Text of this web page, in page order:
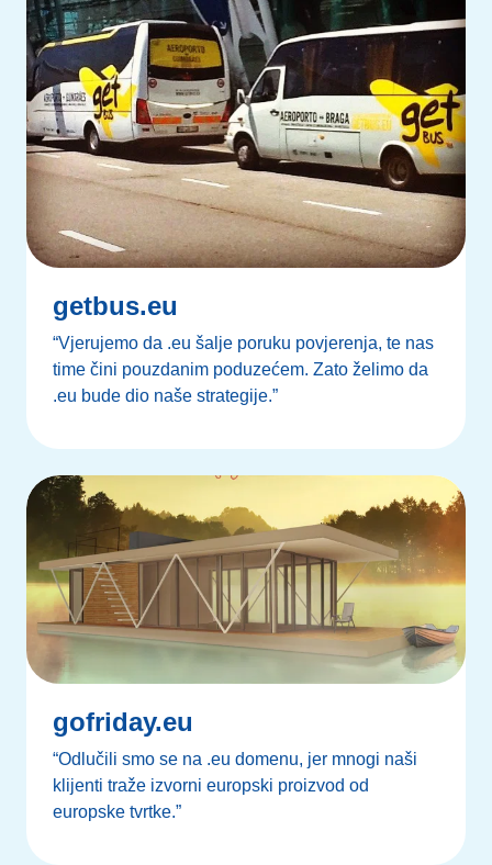
getbus.eu
“Vjerujemo da .eu šalje poruku povjerenja, te nas
time čini pouzdanim poduzećem. Zato želimo da
.eu bude dio naše strategije.”
gofriday.eu
“Odlučili smo se na .eu domenu, jer mnogi naši
klijenti traže izvorni europski proizvod od
europske tvrtke.”